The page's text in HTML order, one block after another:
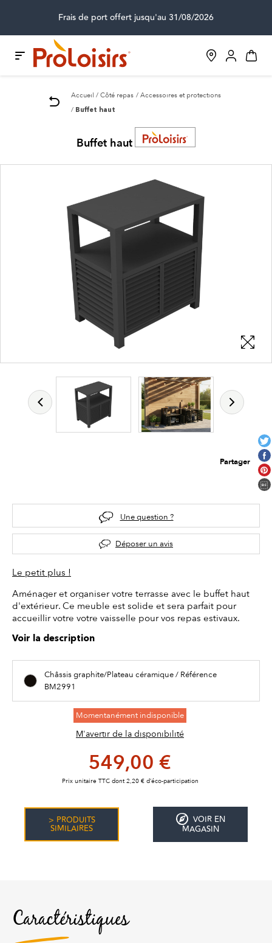
Frais de port offert jusqu'au 31/08/2026
Accueil Côté repas Accessoires et protections
Buffet haut
Buffet haut
Partager
Une question ?
Déposer un avis
Le petit plus !
Aménager et organiser votre terrasse avec le buffet haut
d'extérieur. Ce meuble est solide et sera parfait pour
accueillir votre votre vaisselle pour vos repas estivaux.
Voir la description
Châssis graphite/Plateau céramique / Référence
BM2991
Momentanément indisponible
M'avertir de la disponibilité
549,00 €
Prix unitaire TTC dont 2,20 € d’éco-participation
> PRODUITS
SIMILAIRES
VOIR EN
MAGASIN
Caractéristiques